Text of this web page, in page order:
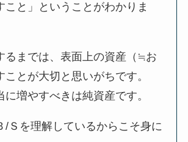
こと」ということがわかりま
るまでは、表面上の資産（≒お
ことが大切と思いがちです。
に増やすべきは純資産です。
/Ｓを理解しているからこそ身に